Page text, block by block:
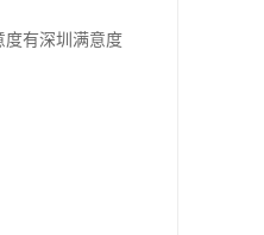
度有深圳满意度